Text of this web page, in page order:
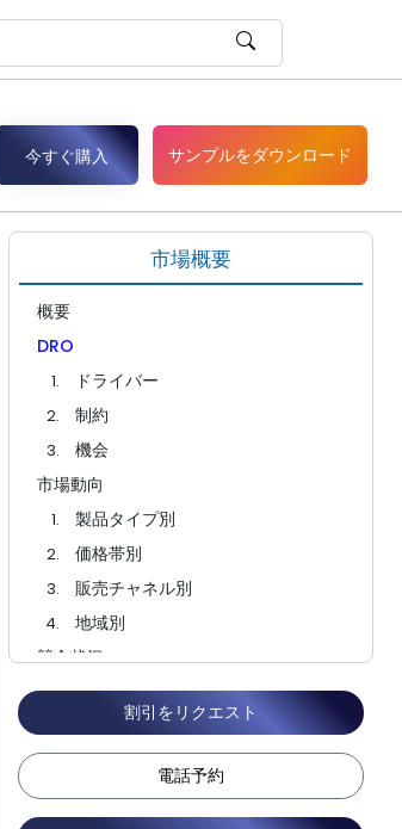
今すぐ購入 サンプルをダウンロード
市場概要
概要
DRO
ドライバー
制約
機会
市場動向
製品タイプ別
価格帯別
販売チャネル別
地域別
競合状況
よくある質問
割引をリクエスト
電話予約